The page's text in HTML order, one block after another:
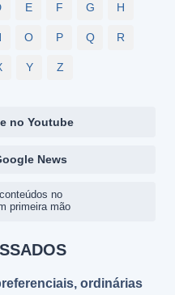
E F G H
O P Q R
Y Z
no Youtube
News
no
primeira mão
ordinárias